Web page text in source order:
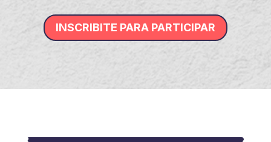
INSCRIBITE PARA PARTICIPAR